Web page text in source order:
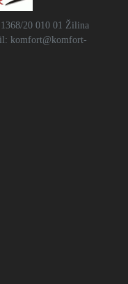
20 010 01 Žilina
komfort@komfort-